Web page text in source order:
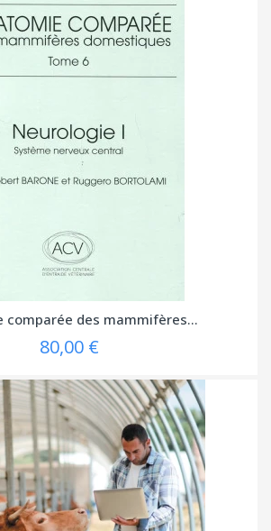
comparée des mammifères...
80,00 €